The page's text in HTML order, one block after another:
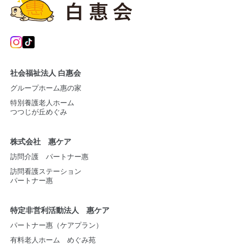
社会福祉法人 白惠会
グループホーム惠の家
特別養護老人ホーム
つつじが丘めぐみ
株式会社 惠ケア
訪問介護 パートナー惠
訪問看護ステーション
パートナー惠
特定非営利活動法人 惠ケア
パートナー惠（ケアプラン）
有料老人ホーム めぐみ苑